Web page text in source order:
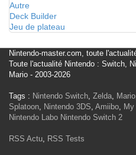
Autre
Deck Builder
Jeu de plateau
Nintendo-master.com, toute
Toute l'actualité Nintendo : Switch,
Mario - 2003-2026
Tags : Nintendo Switch, Zelda, Mario
Splatoon, Nintendo 3DS, Amiibo,
Nintendo Labo Nintendo Switch 2
RSS Actu, RSS Tests